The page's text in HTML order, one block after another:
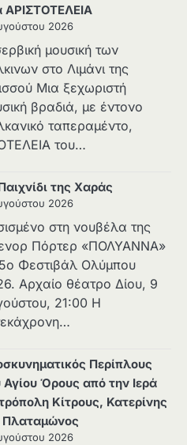
ΑΡΙΣΤΟΤΕΛΕΙΑ
2026
μουσική των
στο Λιμάνι της
Μια ξεχωριστή
βραδιά, με έντονο
ταπεραμέντο,
του…
της Χαράς
2026
στη νουβέλα της
Πόρτερ «ΠΟΛΥΑΝΝΑ»
Φεστιβάλ Ολύμπου
Αρχαίο θέατρο Δίου, 9
21:00 Η
Περίπλους
Αγίου Όρους από την Ιερά
Κίτρους, Κατερίνης
Πλαταμώνος
2026